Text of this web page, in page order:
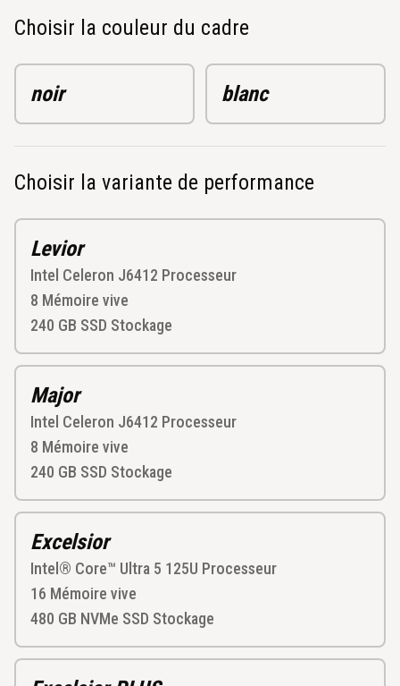
Choisir la couleur du cadre
noir blanc
Choisir la variante de performance
Levior
Intel Celeron J6412 Processeur
8 Mémoire vive
240 GB SSD Stockage
Major
Intel Celeron J6412 Processeur
8 Mémoire vive
240 GB SSD Stockage
Excelsior
Intel® Core™ Ultra 5 125U Processeur
16 Mémoire vive
480 GB NVMe SSD Stockage